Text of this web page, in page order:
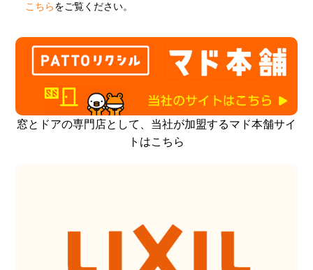
こちら をご覧ください。
窓とドアの専門店として、当社が加盟するマド本舗サイ
トはこちら